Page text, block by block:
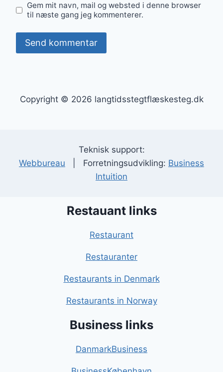
Gem mit navn, mail og websted i denne browser
til næste gang jeg kommenterer.
Copyright © 2026 langtidsstegtflæskesteg.dk
Teknisk support:
Webbureau | Forretningsudvikling: Business
Intuition
Restauant links
Restaurant
Restauranter
Restaurants in Denmark
Restaurants in Norway
Business links
DanmarkBusiness